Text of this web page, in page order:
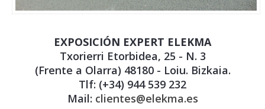
EXPOSICIÓN EXPERT ELEKMA
Txorierri Etorbidea, 25 - N. 3
(Frente a Olarra) 48180 - Loiu. Bizkaia.
Tlf: (+34) 944 539 232
Mail: clientes@elekma.es